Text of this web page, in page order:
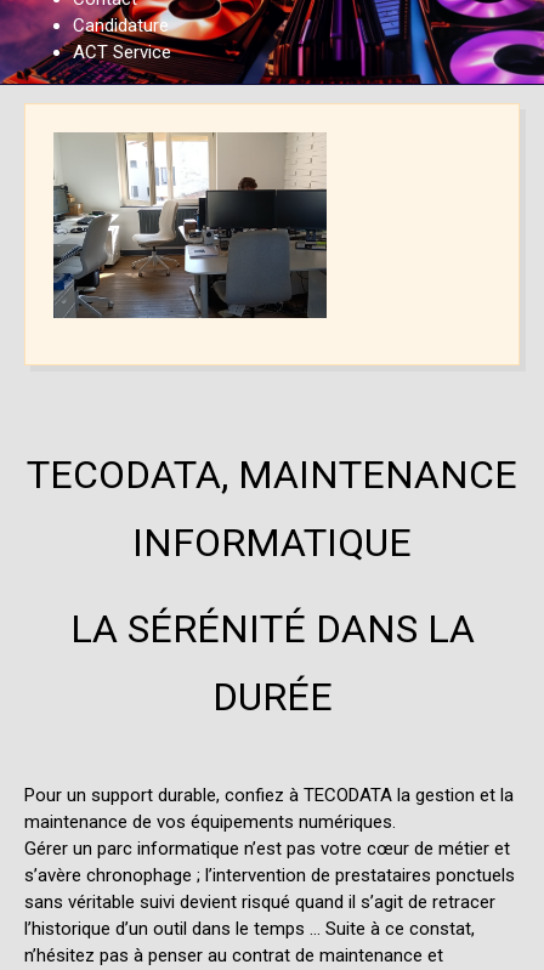
Candidature
ACT Service
TECODATA, MAINTENANCE
INFORMATIQUE
LA SÉRÉNITÉ DANS LA
DURÉE
Pour un support durable, confiez à TECODATA la gestion et la
maintenance de vos équipements numériques.
Gérer un parc informatique n’est pas votre cœur de métier et
s’avère chronophage ; l’intervention de prestataires ponctuels
sans véritable suivi devient risqué quand il s’agit de retracer
l’historique d’un outil dans le temps … Suite à ce constat,
n’hésitez pas à penser au contrat de maintenance et